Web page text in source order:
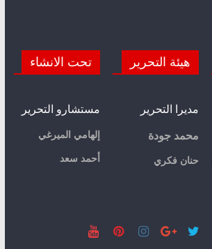
هيئة التحرير
مديرا التحرير
محمد جودة
حنان فكري
تحت الانشاء
مستشارو التحرير
إلهامي الميرغي
أحمد سعد